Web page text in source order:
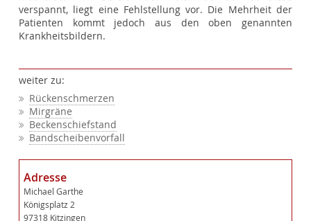
verspannt, liegt eine Fehlstellung vor. Die Mehrheit der
Patienten kommt jedoch aus den oben genannten
Krankheitsbildern.
weiter zu:
Rückenschmerzen
Mirgräne
Beckenschiefstand
Bandscheibenvorfall
Adresse
Michael Garthe
Königsplatz 2
97318 Kitzingen